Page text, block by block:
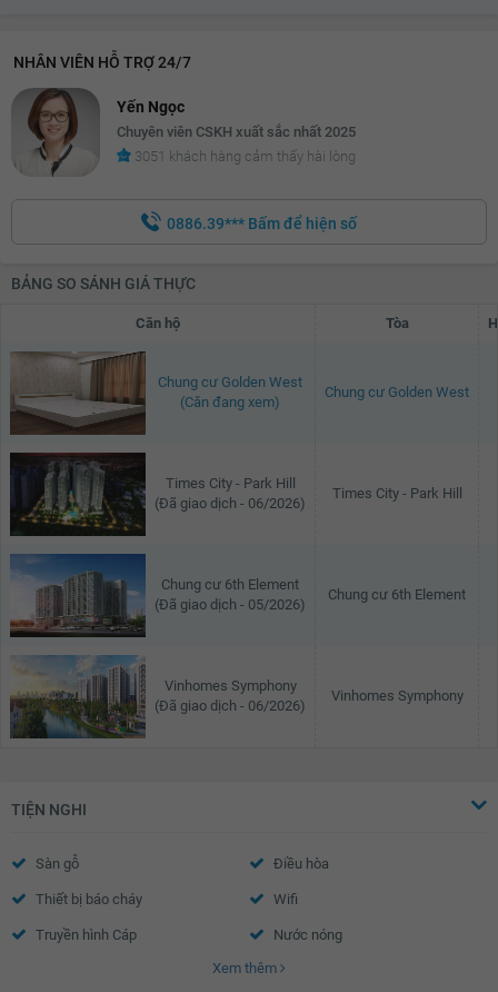
NHÂN VIÊN HỖ TRỢ 24/7
Yến Ngọc
Chuyên viên CSKH xuất sắc nhất 2025
3051 khách hàng cảm thấy hài lòng
0886.39*** Bấm để hiện số
BẢNG SO SÁNH GIÁ THỰC
Căn hộ Tòa
Chung cư Golden West
(Căn đang xem)
Chung cư Golden West
Times City - Park Hill
(Đã giao dịch - 06/2026)
Times City - Park Hill
Chung cư 6th Element
(Đã giao dịch - 05/2026)
Chung cư 6th Element
Vinhomes Symphony
(Đã giao dịch - 06/2026)
Vinhomes Symphony
TIỆN NGHI
Sàn gỗ Điều hòa
Thiết bị báo cháy Wifi
Truyền hình Cáp Nước nóng
Tường sơn bả
Xem thêm